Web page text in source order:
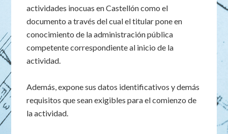
actividades inocuas en Castellón como el
documento a través del cual el titular pone en
conocimiento de la administración pública
competente correspondiente al inicio de la
actividad.
Además, expone sus datos identificativos y demás
requisitos que sean exigibles para el comienzo de
la actividad.